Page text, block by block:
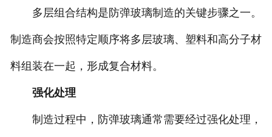
多层组合结构是防弹玻璃制造的关键步骤之一。
制造商会按照特定顺序将多层玻璃、塑料和高分子材
料组装在一起，形成复合材料。
强化处理
制造过程中，防弹玻璃通常需要经过强化处理，